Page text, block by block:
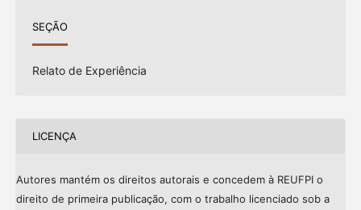
SEÇÃO
Relato de Experiência
LICENÇA
Autores mantém os direitos autorais e concedem à REUFPI o
direito de primeira publicação, com o trabalho licenciado sob a